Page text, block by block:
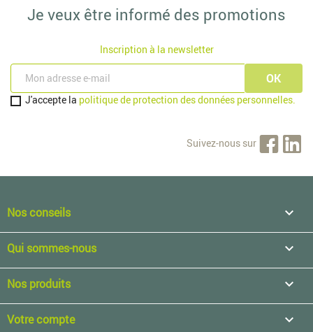
Je veux être informé des promotions
Inscription à la newsletter
J'accepte la politique de protection des données personnelles.
Suivez-nous sur
Nos conseils 
Qui sommes-nous 
Nos produits 
Votre compte 